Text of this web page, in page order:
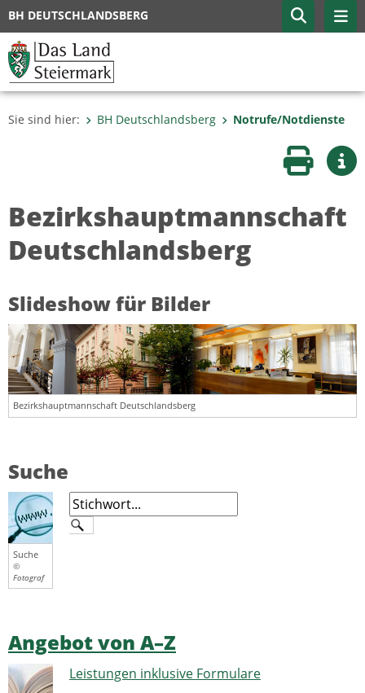
BH DEUTSCHLANDSBERG
Sie sind hier: BH Deutschlandsberg Notrufe/Notdienste
Seite
Bezirkshauptmannschaft
Deutschlandsberg
Slideshow für Bilder
Bezirkshauptmannschaft Deutschlandsberg
Suche
Suche
©
Fotograf
Angebot von A–Z
Leistungen inklusive Formulare